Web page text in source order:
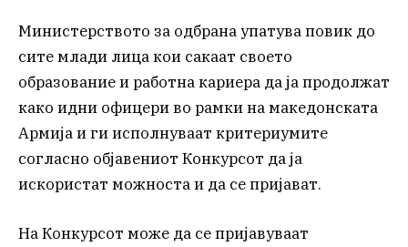
Министерството за одбрана упатува повик до
сите млади лица кои сакаат своето
образование и работна кариера да ја продолжат
како идни офицери во рамки на македонската
Армија и ги исполнуваат критериумите
согласно објавениот Конкурсот да ја
искористат можноста и да се пријават.
На Конкурсот може да се пријавуваат